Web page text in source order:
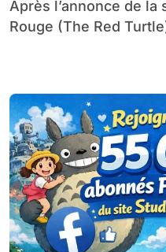
Après l’annonce de la sortie du film La Tortue
Rouge (The Red